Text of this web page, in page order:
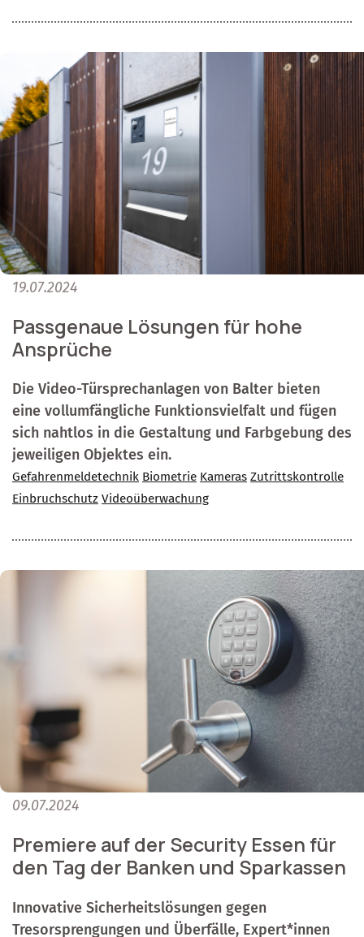
19.07.2024
Passgenaue Lösungen für hohe
Ansprüche
Die Video-Türsprechanlagen von Balter bieten
eine vollumfängliche Funktionsvielfalt und fügen
sich nahtlos in die Gestaltung und Farbgebung des
jeweiligen Objektes ein.
Gefahrenmeldetechnik Biometrie Kameras Zutrittskontrolle
Einbruchschutz Videoüberwachung
09.07.2024
Premiere auf der Security Essen für
den Tag der Banken und Sparkassen
Innovative Sicherheitslösungen gegen
Tresorsprengungen und Überfälle, Expert*innen